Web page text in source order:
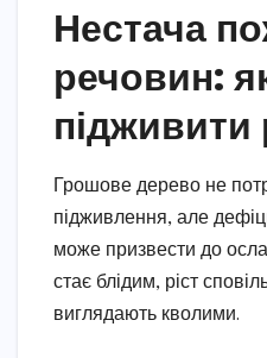
Нестача
речовин:
Грошове дерево не
підживлення, але
може призвести до
стає блідим, ріст
виглядають кволими.